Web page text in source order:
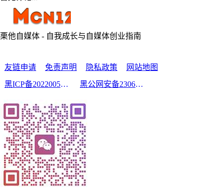
栗他自媒体 - 自我成长与自媒体创业指南
友链申请 免责声明 隐私政策
网站地图
黑ICP备2022005210号-2
黑公网安备23060302000213号